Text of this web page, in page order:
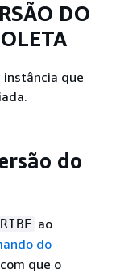
DO
que
do
ao
do
que o